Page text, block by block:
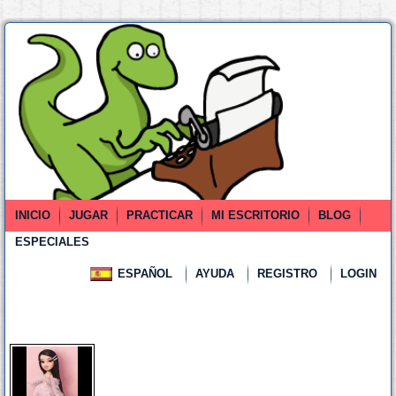
INICIO JUGAR PRACTICAR MI ESCRITORIO
BLOG
ESPECIALES
ESPAÑOL AYUDA REGISTRO LOGIN